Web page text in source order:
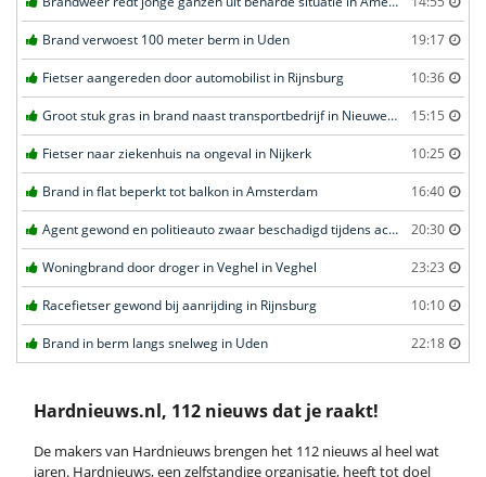
Brand verwoest 100 meter berm in Uden 19:17
Fietser aangereden door automobilist in Rijnsburg 10:36
Groot stuk gras in brand naast transportbedrijf in Nieuwegein 15:15
Fietser naar ziekenhuis na ongeval in Nijkerk 10:25
Brand in flat beperkt tot balkon in Amsterdam 16:40
Agent gewond en politieauto zwaar beschadigd tijdens achtervolging in Uden 20:30
Woningbrand door droger in Veghel in Veghel 23:23
Racefietser gewond bij aanrijding in Rijnsburg 10:10
Brand in berm langs snelweg in Uden 22:18
Hardnieuws.nl, 112 nieuws dat je raakt!
De makers van Hardnieuws brengen het 112 nieuws al heel wat
jaren. Hardnieuws, een zelfstandige organisatie, heeft tot doel